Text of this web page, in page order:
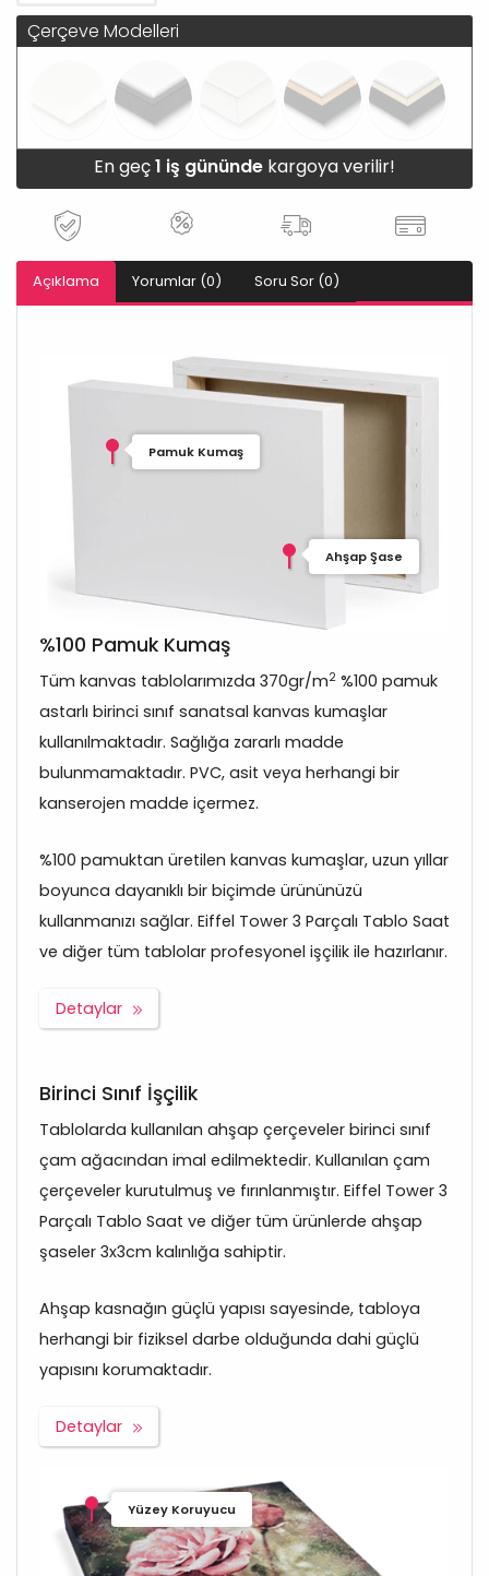
Çerçeve Modelleri
En geç1 iş gününde kargoya verilir!
Açıklama Yorumlar (0) Soru Sor (0)
Pamuk Kumaş
Ahşap Şase
%100 Pamuk Kumaş
Tüm kanvas tablolarımızda 370gr/m2 %100 pamuk
astarlı birinci sınıf sanatsal kanvas kumaşlar
kullanılmaktadır. Sağlığa zararlı madde
bulunmamaktadır. PVC, asit veya herhangi bir
kanserojen madde içermez.
%100 pamuktan üretilen kanvas kumaşlar, uzun yıllar
boyunca dayanıklı bir biçimde ürününüzü
kullanmanızı sağlar. Eiffel Tower 3 Parçalı Tablo Saat
ve diğer tüm tablolar profesyonel işçilik ile hazırlanır.
Detaylar
Birinci Sınıf İşçilik
Tablolarda kullanılan ahşap çerçeveler birinci sınıf
çam ağacından imal edilmektedir. Kullanılan çam
çerçeveler kurutulmuş ve fırınlanmıştır. Eiffel Tower 3
Parçalı Tablo Saat ve diğer tüm ürünlerde ahşap
şaseler 3x3cm kalınlığa sahiptir.
Ahşap kasnağın güçlü yapısı sayesinde, tabloya
herhangi bir fiziksel darbe olduğunda dahi güçlü
yapısını korumaktadır.
Detaylar
Yüzey Koruyucu